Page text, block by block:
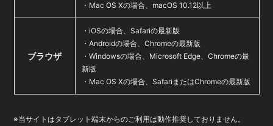
・Mac OS Xの場合、macOS 10.12以上
ブラウザ
・iOSの場合、Safariの最新版
・Androidの場合、Chromeの最新版
・Windowsの場合、Microsoft Edge、Chromeの最
新版
・Mac OS Xの場合、SafariまたはChromeの最新版
※当サイトはタブレット端末からのご利用は動作推奨しておりません。